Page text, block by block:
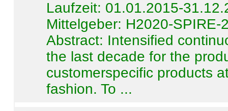
Laufzeit: 01.01.2015-
Mittelgeber: H2020-SPIRE-
Abstract: Intensified
the last decade for the
customerspecific products
fashion. To ...